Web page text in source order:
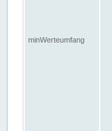
minWerteumfang